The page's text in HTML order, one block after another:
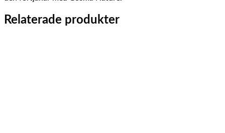
Relaterade produkter